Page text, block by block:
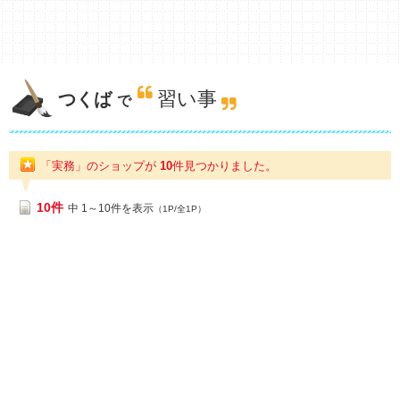
つくば で 習い事
「実務」のショップが 10件見つかりました。
10件 中 1～10件を表示 （1P/全1P）